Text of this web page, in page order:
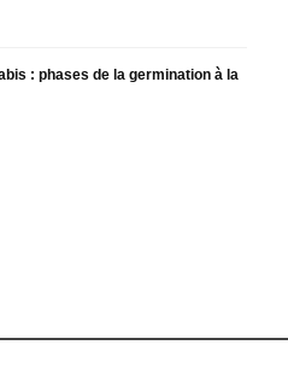
: phases de la germination à la